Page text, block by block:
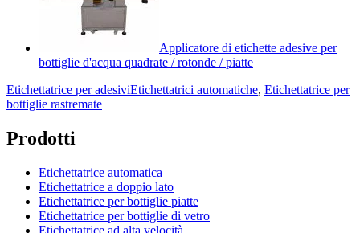
Applicatore di etichette adesive per
bottiglie d'acqua quadrate / rotonde / piatte
Etichettatrice per adesiviEtichettatrici automatiche, Etichettatrice per
bottiglie rastremate
Prodotti
Etichettatrice automatica
Etichettatrice a doppio lato
Etichettatrice per bottiglie piatte
Etichettatrice per bottiglie di vetro